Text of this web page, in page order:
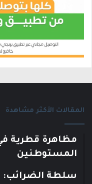
المقالات الأكثر مشاهدة
مظاهرة قطرية
المستوطنين
سلطة الضرائب: